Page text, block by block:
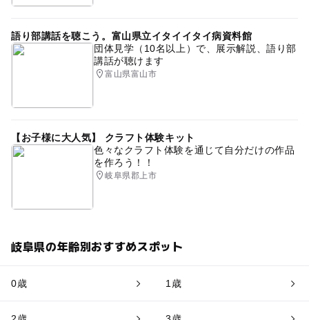
語り部講話を聴こう。富山県立イタイイタイ病資料館
団体見学（10名以上）で、展示解説、語り部
講話が聴けます
富山県富山市
【お子様に大人気】 クラフト体験キット
色々なクラフト体験を通じて自分だけの作品
を作ろう！！
岐阜県郡上市
岐阜県の年齢別おすすめスポット
0歳 1歳